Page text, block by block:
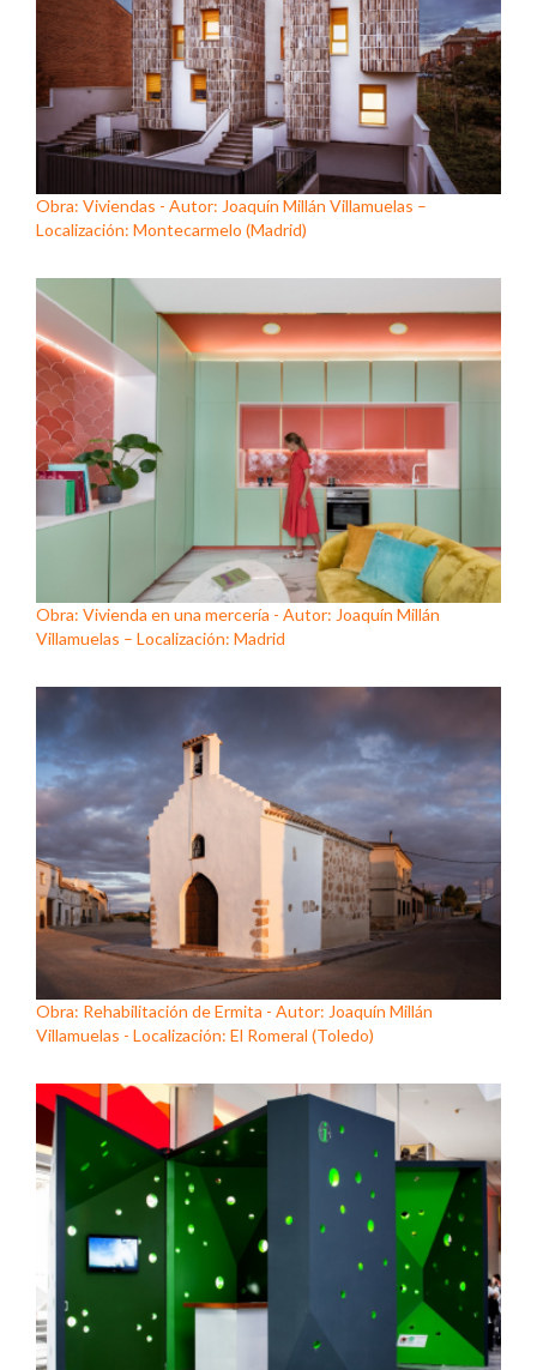
Obra: Viviendas - Autor: Joaquín Millán Villamuelas –
Localización: Montecarmelo (Madrid)
Obra: Vivienda en una mercería - Autor: Joaquín Millán
Villamuelas – Localización: Madrid
Obra: Rehabilitación de Ermita - Autor: Joaquín Millán
Villamuelas - Localización: El Romeral (Toledo)